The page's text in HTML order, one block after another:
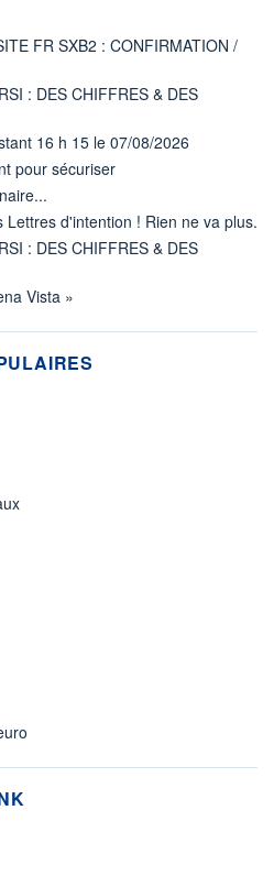
FR SXB2 : CONFIRMATION /
: DES CHIFFRES & DES
16 h 15 le 07/08/2026
pour sécuriser
d'intention ! Rien ne va plus.
: DES CHIFFRES & DES
Vista »